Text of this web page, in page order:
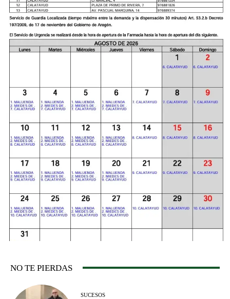
NO TE PIERDAS
SUCESOS